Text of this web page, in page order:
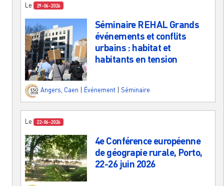
Le 29-06-2026
Séminaire REHAL Grands
événements et conflits
urbains : habitat et
habitants en tension
Angers Caen Événement Séminaire
Le 22-06-2026
4e Conférence européenne
de géograpie rurale, Porto,
22-26 juin 2026